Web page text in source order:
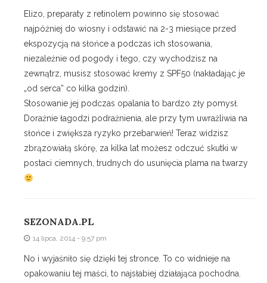
Elizo, preparaty z retinolem powinno się stosować
najpóźniej do wiosny i odstawić na 2-3 miesiące przed
ekspozycją na słońce a podczas ich stosowania,
niezależnie od pogody i tego, czy wychodzisz na
zewnątrz, musisz stosować kremy z SPF50 (nakładając je
„od serca” co kilka godzin).
Stosowanie jej podczas opalania to bardzo zły pomysł.
Doraźnie łagodzi podrażnienia, ale przy tym uwrażliwia na
słońce i zwiększa ryzyko przebarwień! Teraz widzisz
zbrązowiałą skórę, za kilka lat możesz odczuć skutki w
postaci ciemnych, trudnych do usunięcia plama na twarzy
SEZONADA.PL
14 lipca, 2014 - 9:57 pm
No i wyjaśniło się dzięki tej stronce. To co widnieje na
opakowaniu tej maści, to najsłabiej działająca pochodna.